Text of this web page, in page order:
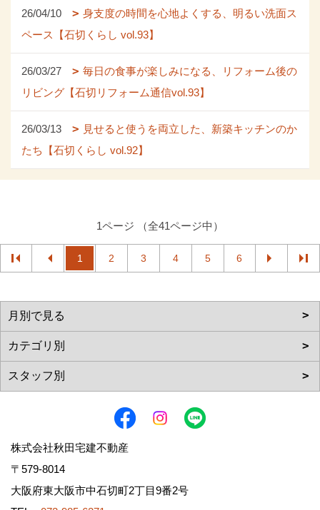
26/04/10
身支度の時間を心地よくする、明るい洗面ス
ペース【石切くらし vol.93】
26/03/27
毎日の食事が楽しみになる、リフォーム後の
リビング【石切リフォーム通信vol.93】
26/03/13
見せると使うを両立した、新築キッチンのか
たち【石切くらし vol.92】
1ページ （全41ページ中）
1 2 3 4 5 6
株式会社秋田宅建不動産
〒579-8014
大阪府東大阪市中石切町2丁目9番2号